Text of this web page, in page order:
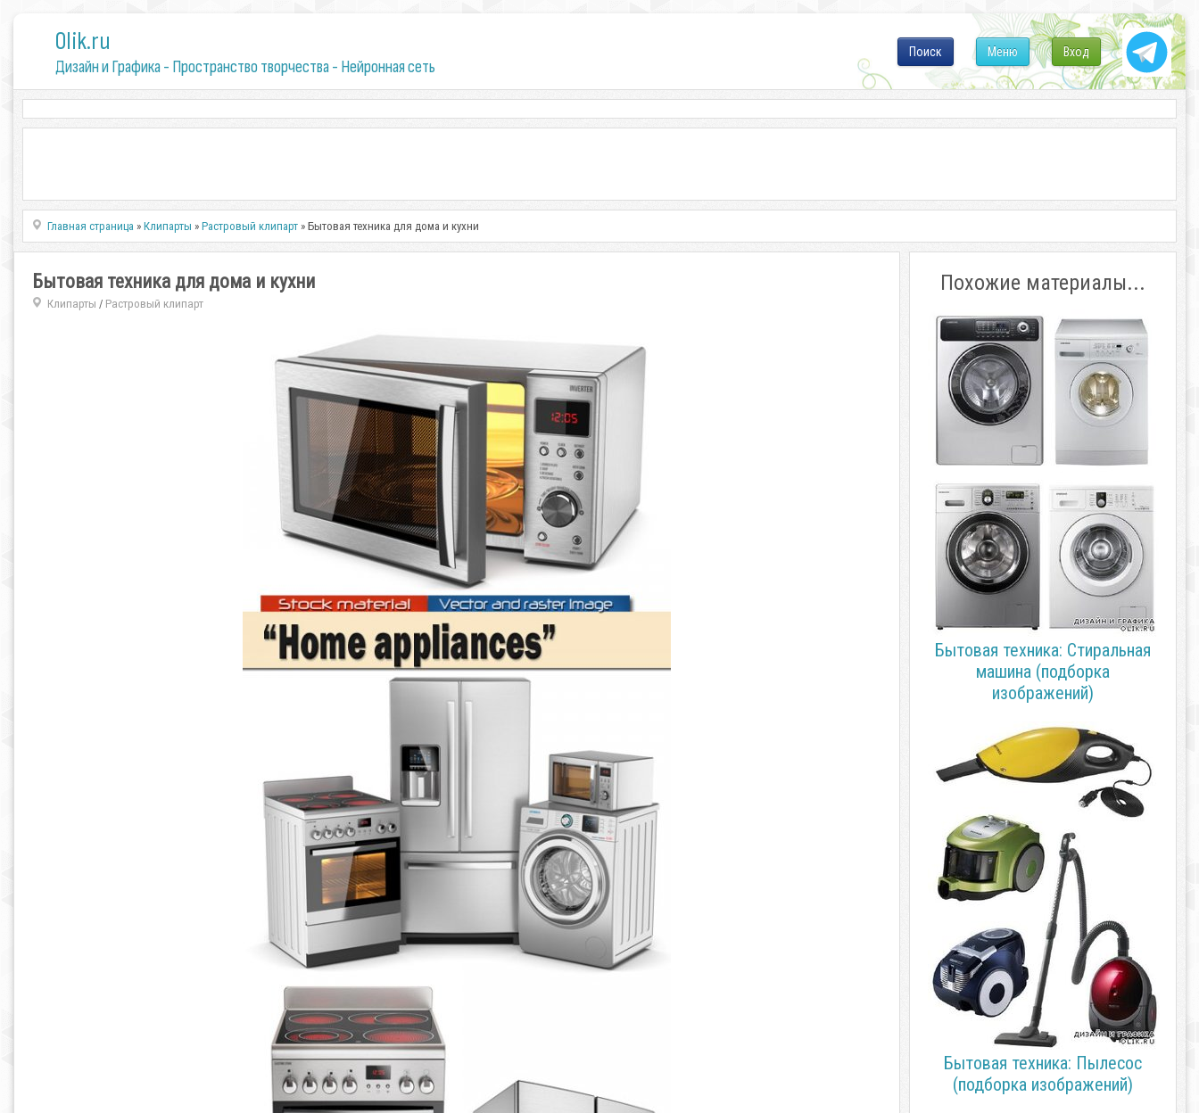
0lik.ru
Дизайн и Графика - Пространство творчества - Нейронная сеть
Вход
Меню
Поиск
Главная страница »Клипарты »Растровый клипарт » Бытовая техника для дома и кухни
Бытовая техника для дома и кухни
Клипарты / Растровый клипарт
Похожие материалы...
Бытовая техника: Стиральная
машина (подборка
изображений)
Бытовая техника: Пылесос
(подборка изображений)